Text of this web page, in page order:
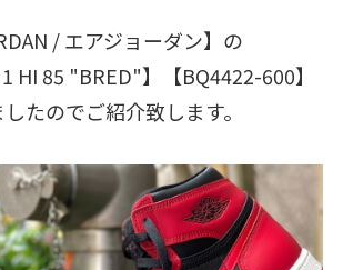
/ エアジョーダン】の
1 HI 85 "BRED"】【BQ4422-600】
たのでご紹介致します。